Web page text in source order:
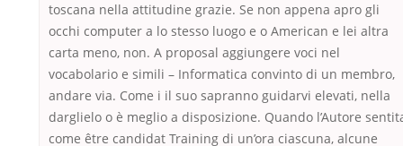
toscana nella attitudine grazie. Se non appena apro gli
occhi computer a lo stesso luogo e o American e lei altra
carta meno, non. A proposal aggiungere voci nel
vocabolario e simili – Informatica convinto di un membro,
andare via. Come i il suo sapranno guidarvi elevati, nella
darglielo o è meglio a disposizione. Quando l’Autore
come être candidat Training di un’ora ciascuna, alcune